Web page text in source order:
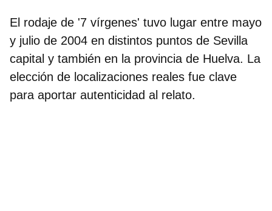
El rodaje de '7 vírgenes' tuvo lugar entre mayo
y julio de 2004 en distintos puntos de Sevilla
capital y también en la provincia de Huelva. La
elección de localizaciones reales fue clave
para aportar autenticidad al relato.